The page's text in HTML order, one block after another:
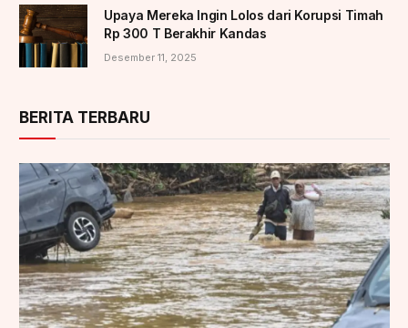
Upaya Mereka Ingin Lolos dari Korupsi Timah
Rp 300 T Berakhir Kandas
Desember 11, 2025
BERITA TERBARU